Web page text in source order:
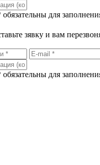
обязательны для
зявку и вам
обязательны для